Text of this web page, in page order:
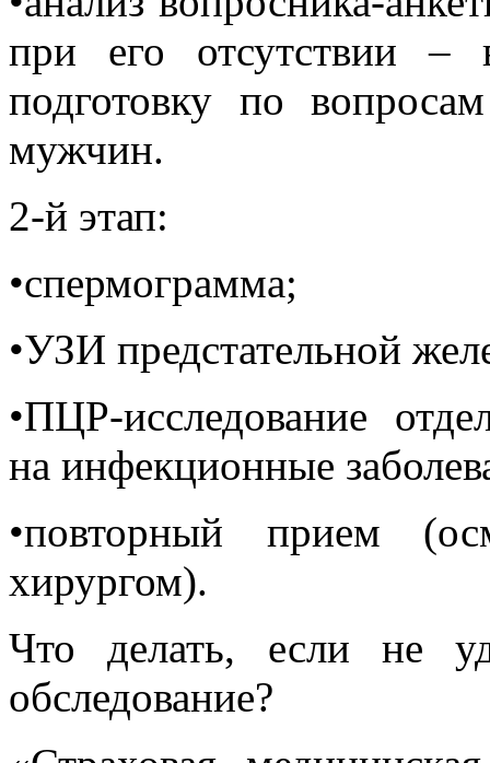
при его отсутствии –
подготовку по
мужчин.
2-й этап:
•спермограмма;
•УЗИ предстательной
•ПЦР-исследование
на инфекционные
•повторный прием
хирургом).
Что делать, если не
обследование?